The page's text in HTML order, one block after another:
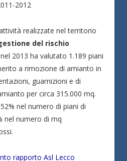
2012
realizzate nel territorio
del rischio
nel 2013 ha valutato 1.189 piani
a rimozione di amianto in
guarnizioni e di
per circa 315.000 mq.
nel numero di piani di
nel numero di mq
rapporto Asl Lecco